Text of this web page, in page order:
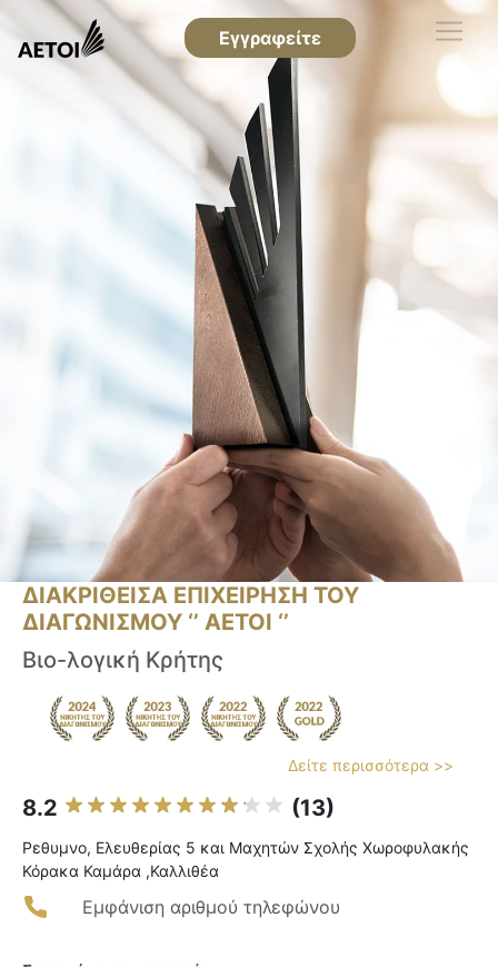
Εγγραφείτε
ΔΙΑΚΡΙΘΕΙΣΑ ΕΠΙΧΕΙΡΗΣΗ ΤΟΥ
ΔΙΑΓΩΝΙΣΜΟΥ ‘’ ΑΕΤΟΙ ‘’
Βιο-λογική Κρήτης
Δείτε περισσότερα >>
8.2 (13)
Ρεθυμνο, Ελευθερίας 5 και Μαχητών Σχολής Χωροφυλακής
Κόρακα Καμάρα ,Καλλιθέα
Εμφάνιση αριθμού τηλεφώνου